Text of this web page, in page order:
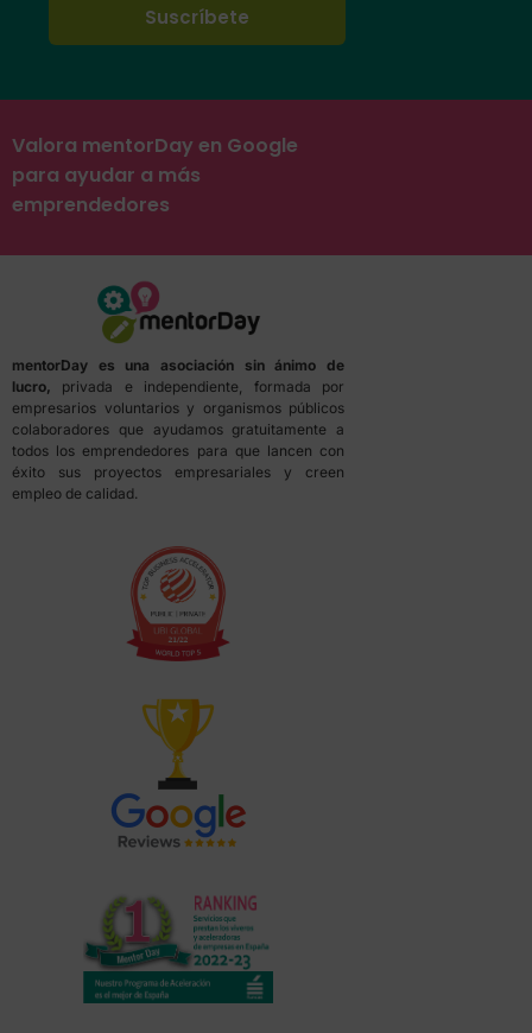
Valora mentorDay en Google
para ayudar a más
emprendedores
mentorDay es una asociación sin ánimo de
lucro, privada e independiente, formada por
empresarios voluntarios y organismos públicos
colaboradores que ayudamos gratuitamente a
todos los emprendedores para que lancen con
éxito sus proyectos empresariales y creen
empleo de calidad.